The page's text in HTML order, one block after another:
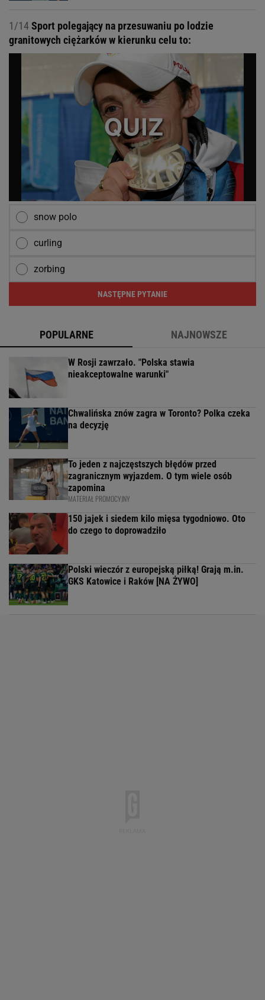
1/14Sport polegający na przesuwaniu po lodzie
granitowych ciężarków w kierunku celu to:
snow polo
curling
zorbing
NASTĘPNE PYTANIE
POPULARNE NAJNOWSZE
W Rosji zawrzało. "Polska stawia
nieakceptowalne warunki"
Chwalińska znów zagra w Toronto? Polka czeka
na decyzję
To jeden z najczęstszych błędów przed
zagranicznym wyjazdem. O tym wiele osób
zapomina
MATERIAŁ PROMOCYJNY
150 jajek i siedem kilo mięsa tygodniowo. Oto
do czego to doprowadziło
Polski wieczór z europejską piłką! Grają m.in.
GKS Katowice i Raków [NA ŻYWO]